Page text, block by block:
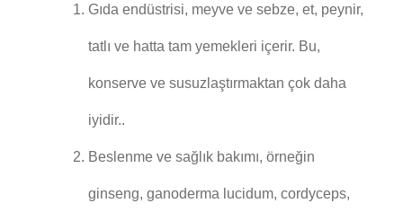
Gıda endüstrisi, meyve ve sebze, et, peynir,
tatlı ve hatta tam yemekleri içerir. Bu,
konserve ve susuzlaştırmaktan çok daha
iyidir..
Beslenme ve sağlık bakımı, örneğin
ginseng, ganoderma lucidum, cordyceps,